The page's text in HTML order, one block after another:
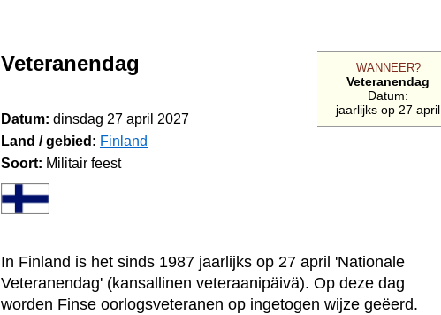
WANNEER?
Veteranendag
Datum:
jaarlijks op 27 april
Veteranendag
Datum: dinsdag 27 april 2027
Land / gebied: Finland
Soort: Militair feest
In Finland is het sinds 1987 jaarlijks op 27 april 'Nationale
Veteranendag' (kansallinen veteraanipäivä). Op deze dag
worden Finse oorlogsveteranen op ingetogen wijze geëerd.